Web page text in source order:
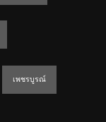
เพชรบูรณ์